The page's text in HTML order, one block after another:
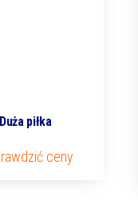
piłka
ceny